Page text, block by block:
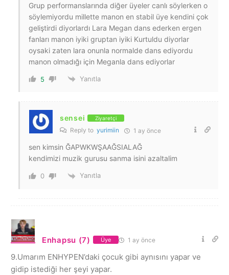
Grup performanslarında diğer üyeler canlı söylerken o
söylemiyordu millette manon en stabil üye kendini çok
geliştirdi diyorlardı Lara Megan dans ederken ergen
fanları manon iyiki gruptan iyiki Kurtuldu diyorlar
oysaki zaten lara onunla normalde dans ediyordu
manon olmadığı için Meganla dans ediyorlar
5 Yanıtla
sensei Ziyaretçi
Reply to yurimiin 1 ay önce
sen kimsin ĞAPWKWŞAAĞSIALAĞ
kendimizi muzik gurusu sanma isini azaltalim
0 Yanıtla
Enhapsu (7) Üye 1 ay önce
9.Umarım ENHYPEN’daki çocuk gibi aynısını yapar ve
gidip istediği her şeyi yapar.